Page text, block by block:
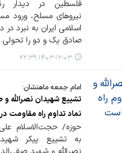
فلسطین در دیدار
نیروهای مسلح، ورود
اسلامی ایران به نبرد
صادق یک و دو را
۱۴۰۳-۱۲-۰۳ ۲۲:۳۹
امام جمعه ماهنشان:
تشییع شهیدان نصرالله
نماد تداوم راه مقاومت
حوزه/ حجت‌الاسلام
به تشییع پیکر